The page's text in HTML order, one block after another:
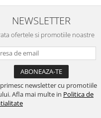
NEWSLETTER
ofertele si promotiile noastre
newsletter cu promotiile
Afla mai multe in Politica de